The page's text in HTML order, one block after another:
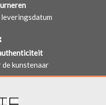
kunstenaar